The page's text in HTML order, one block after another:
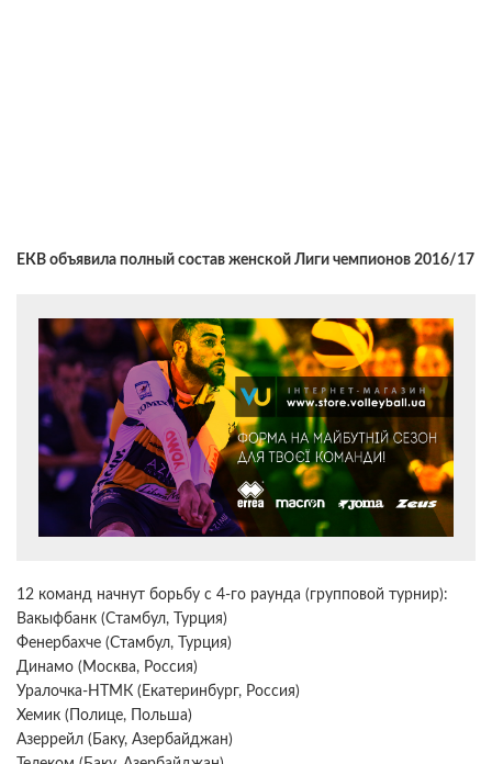
ЕКВ объявила полный состав женской Лиги чемпионов 2016/17
12 команд начнут борьбу с 4-го раунда (групповой турнир):
Вакыфбанк (Стамбул, Турция)
Фенербахче (Стамбул, Турция)
Динамо (Москва, Россия)
Уралочка-НТМК (Екатеринбург, Россия)
Хемик (Полице, Польша)
Азеррейл (Баку, Азербайджан)